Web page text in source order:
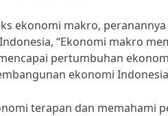
ekonomi makro,
“Ekonomi makro
pertumbuhan
ekonomi
terapan dan memahami